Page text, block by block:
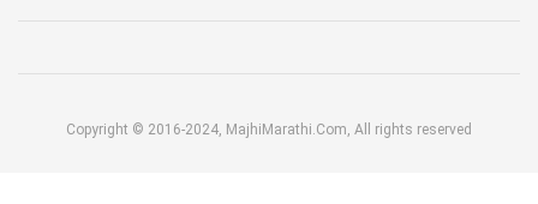
Copyright © 2016-2024, MajhiMarathi.Com, All rights reserved